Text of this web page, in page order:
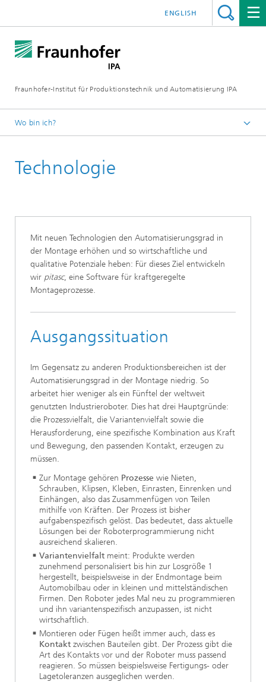
Fraunhofer-Institut für Produktionstechnik und Automatisierung IPA
ENGLISH
Wo bin ich?
Technologie
Mit neuen Technologien den Automatisierungsgrad in
der Montage erhöhen und so wirtschaftliche und
qualitative Potenziale heben: Für dieses Ziel entwickeln
wir pitasc, eine Software für kraftgeregelte
Montageprozesse.
Ausgangssituation
Im Gegensatz zu anderen Produktionsbereichen ist der
Automatisierungsgrad in der Montage niedrig. So
arbeitet hier weniger als ein Fünftel der weltweit
genutzten Industrieroboter. Dies hat drei Hauptgründe:
die Prozessvielfalt, die Variantenvielfalt sowie die
Herausforderung, eine spezifische Kombination aus Kraft
und Bewegung, den passenden Kontakt, erzeugen zu
müssen.
Zur Montage gehören Prozesse wie Nieten,
Schrauben, Klipsen, Kleben, Einrasten, Einrenken und
Einhängen, also das Zusammenfügen von Teilen
mithilfe von Kräften. Der Prozess ist bisher
aufgabenspezifisch gelöst. Das bedeutet, dass aktuelle
Lösungen bei der Roboterprogrammierung nicht
ausreichend skalieren.
Variantenvielfalt meint: Produkte werden
zunehmend personalisiert bis hin zur Losgröße 1
hergestellt, beispielsweise in der Endmontage beim
Automobilbau oder in kleinen und mittelständischen
Firmen. Den Roboter jedes Mal neu zu programmieren
und ihn variantenspezifisch anzupassen, ist nicht
wirtschaftlich.
Montieren oder Fügen heißt immer auch, dass es
Kontakt zwischen Bauteilen gibt. Der Prozess gibt die
Art des Kontakts vor und der Roboter muss passend
reagieren. So müssen beispielsweise Fertigungs- oder
Lagetoleranzen ausgeglichen werden.